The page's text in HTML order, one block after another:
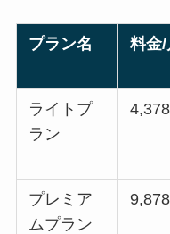
プラン名 料金/
ライトプ
ラン
プレミア
ムプラン